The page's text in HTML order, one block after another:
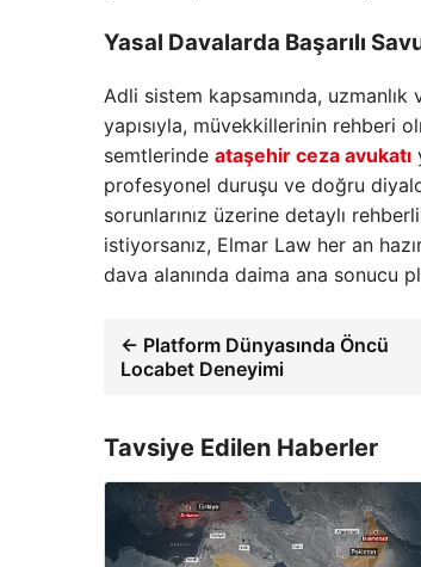
Yasal Davalarda Başarılı
Adli sistem kapsamında,
yapısıyla, müvekkillerinin rehberi
semtlerinde ataşehir ceza avukatı
profesyonel duruşu ve doğru
sorunlarınız üzerine detaylı
istiyorsanız, Elmar Law her an
dava alanında daima ana sonucu
← Platform Dünyasında Öncü
Locabet Deneyimi
Tavsiye Edilen Haberler